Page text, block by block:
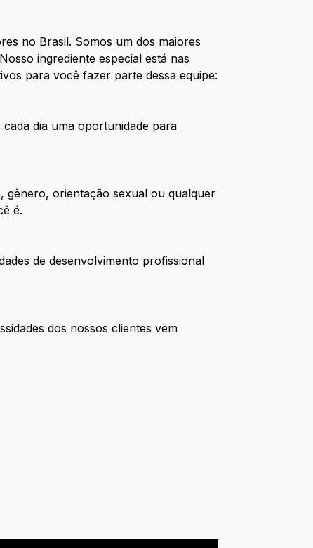
no Brasil. Somos um dos maiores
ingrediente especial está nas
para você fazer parte dessa equipe:
dia uma oportunidade para
gênero, orientação sexual ou qualquer
é.
de desenvolvimento profissional
dos nossos clientes vem